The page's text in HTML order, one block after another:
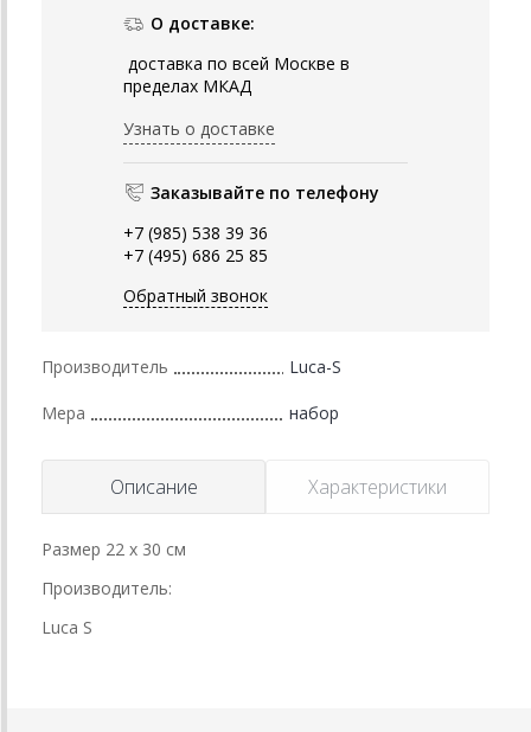
О доставке:
доставка по всей Москве в
пределах МКАД
Узнать о доставке
Заказывайте по телефону
+7 (985) 538 39 36
+7 (495) 686 25 85
Обратный звонок
Производитель Luca-S
Мера набор
Описание Характеристики
Размер 22 х 30 cм
Производитель:
Luca S